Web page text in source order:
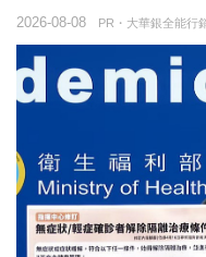
PR・大華銀全能行
2026-08-08